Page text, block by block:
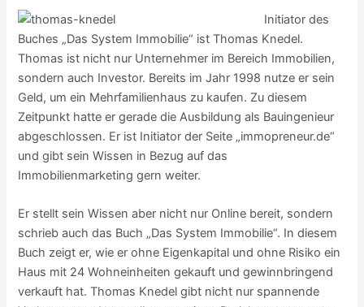
Initiator des
Buches „Das System Immobilie“ ist Thomas Knedel.
Thomas ist nicht nur Unternehmer im Bereich Immobilien,
sondern auch Investor. Bereits im Jahr 1998 nutze er sein
Geld, um ein Mehrfamilienhaus zu kaufen. Zu diesem
Zeitpunkt hatte er gerade die Ausbildung als Bauingenieur
abgeschlossen. Er ist Initiator der Seite „immopreneur.de“
und gibt sein Wissen in Bezug auf das
Immobilienmarketing gern weiter.
Er stellt sein Wissen aber nicht nur Online bereit, sondern
schrieb auch das Buch „Das System Immobilie“. In diesem
Buch zeigt er, wie er ohne Eigenkapital und ohne Risiko ein
Haus mit 24 Wohneinheiten gekauft und gewinnbringend
verkauft hat. Thomas Knedel gibt nicht nur spannende